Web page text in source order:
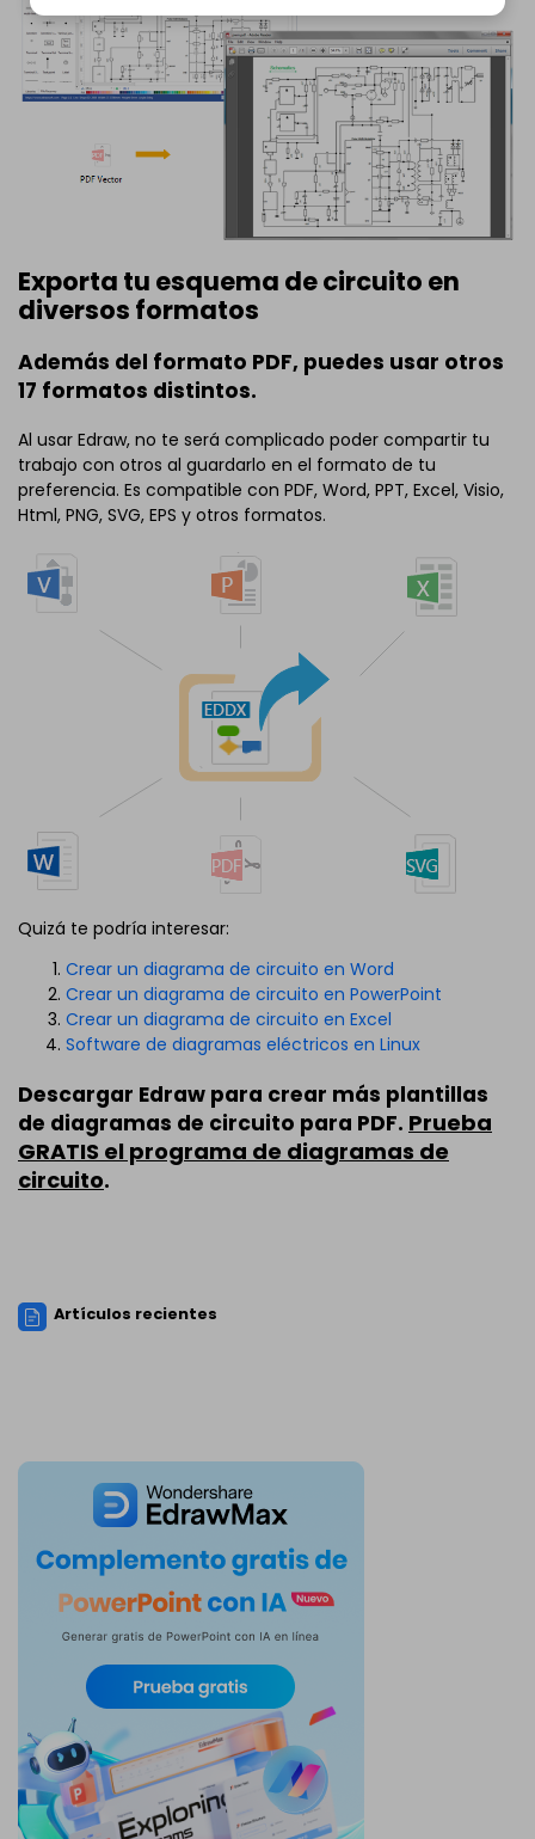
Exporta tu esquema de circuito en
diversos formatos
Además del formato PDF, puedes usar otros
17 formatos distintos.
Al usar Edraw, no te será complicado poder compartir tu
trabajo con otros al guardarlo en el formato de tu
preferencia. Es compatible con PDF, Word, PPT, Excel, Visio,
Html, PNG, SVG, EPS y otros formatos.
Quizá te podría interesar:
Crear un diagrama de circuito en Word
Crear un diagrama de circuito en PowerPoint
Crear un diagrama de circuito en Excel
Software de diagramas eléctricos en Linux
Descargar Edraw para crear más plantillas
de diagramas de circuito para PDF. Prueba
GRATIS el programa de diagramas de
circuito.
Artículos recientes